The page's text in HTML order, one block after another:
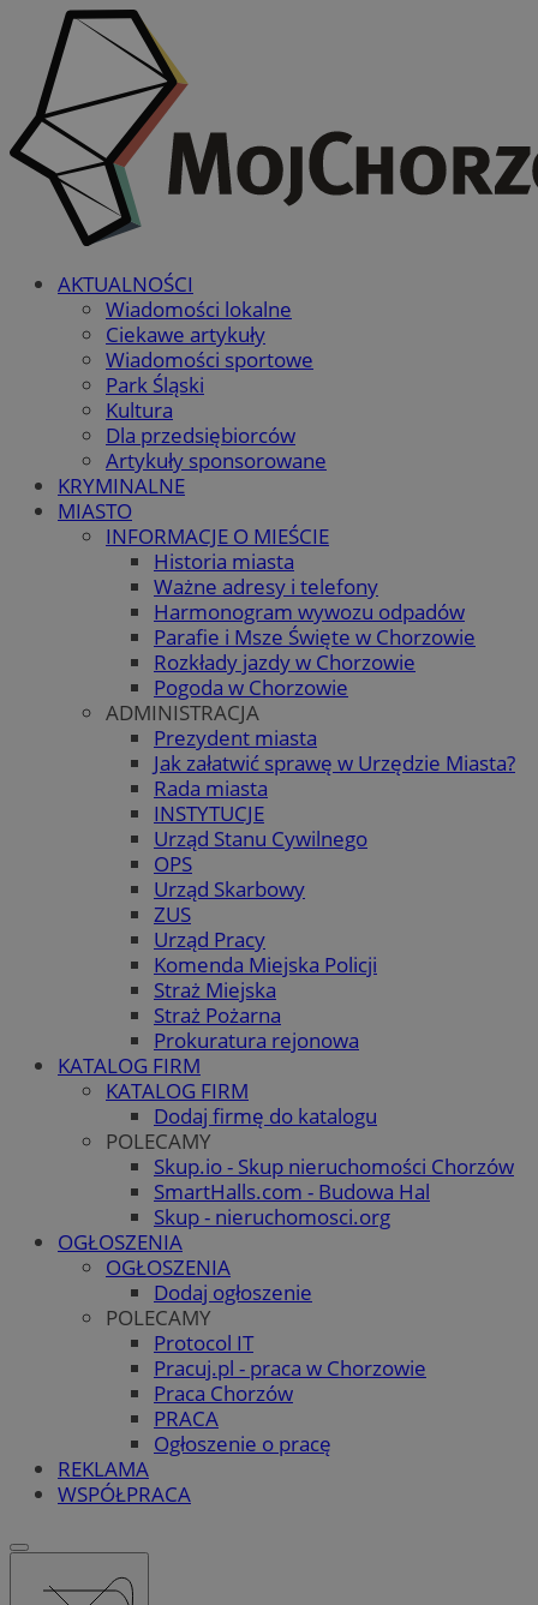
AKTUALNOŚCI
Wiadomości lokalne
Ciekawe artykuły
Wiadomości sportowe
Park Śląski
Kultura
Dla przedsiębiorców
Artykuły sponsorowane
KRYMINALNE
MIASTO
INFORMACJE O MIEŚCIE
Historia miasta
Ważne adresy i telefony
Harmonogram wywozu odpadów
Parafie i Msze Święte w Chorzowie
Rozkłady jazdy w Chorzowie
Pogoda w Chorzowie
ADMINISTRACJA
Prezydent miasta
Jak załatwić sprawę w Urzędzie Miasta?
Rada miasta
INSTYTUCJE
Urząd Stanu Cywilnego
OPS
Urząd Skarbowy
ZUS
Urząd Pracy
Komenda Miejska Policji
Straż Miejska
Straż Pożarna
Prokuratura rejonowa
KATALOG FIRM
KATALOG FIRM
Dodaj firmę do katalogu
POLECAMY
Skup.io - Skup nieruchomości Chorzów
SmartHalls.com - Budowa Hal
Skup - nieruchomosci.org
OGŁOSZENIA
OGŁOSZENIA
Dodaj ogłoszenie
POLECAMY
Protocol IT
Pracuj.pl - praca w Chorzowie
Praca Chorzów
PRACA
Ogłoszenie o pracę
REKLAMA
WSPÓŁPRACA